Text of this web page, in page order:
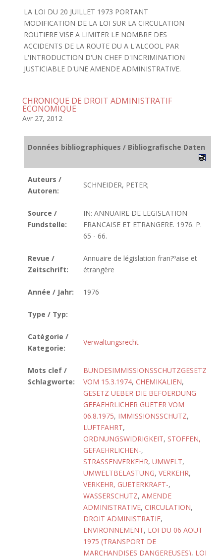
LA LOI DU 20 JUILLET 1973 PORTANT
MODIFICATION DE LA LOI SUR LA CIRCULATION
ROUTIERE VISE A LIMITER LE NOMBRE DES
ACCIDENTS DE LA ROUTE DU A L'ALCOOL PAR
L'INTRODUCTION D'UN CHEF D'INCRIMINATION
JUSTICIABLE D'UNE AMENDE ADMINISTRATIVE.
CHRONIQUE DE DROIT ADMINISTRATIF
ECONOMIQUE
Avr 27, 2012
Données bibliographiques / Bibliografische Daten
Auteurs /
Autoren:
SCHNEIDER, PETER;
Source /
Fundstelle:
IN: ANNUAIRE DE LEGISLATION
FRANCAISE ET ETRANGERE. 1976. P.
65 - 66.
Revue /
Zeitschrift:
Annuaire de législation fran?ºaise et
étrangère
Année / Jahr: 1976
Type / Typ:
Catégorie /
Kategorie:
Verwaltungsrecht
Mots clef /
Schlagworte:
BUNDESIMMISSIONSSCHUTZGESETZ
VOM 15.3.1974, CHEMIKALIEN,
GESETZ UEBER DIE BEFOERDUNG
GEFAEHRLICHER GUETER VOM
06.8.1975, IMMISSIONSSCHUTZ,
LUFTFAHRT,
ORDNUNGSWIDRIGKEIT, STOFFEN,
GEFAEHRLICHEN-,
STRASSENVERKEHR, UMWELT,
UMWELTBELASTUNG, VERKEHR,
VERKEHR, GUETERKRAFT-,
WASSERSCHUTZ, AMENDE
ADMINISTRATIVE, CIRCULATION,
DROIT ADMINISTRATIF,
ENVIRONNEMENT, LOI DU 06 AOUT
1975 (TRANSPORT DE
MARCHANDISES DANGEREUSES), LOI